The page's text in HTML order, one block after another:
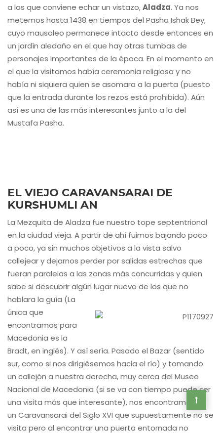
a las que conviene echar un vistazo,Aladza. Ya nos
metemos hasta 1438 en tiempos del Pasha Ishak Bey,
cuyo mausoleo permanece intacto desde entonces en
un jardín aledaño en el que hay otras tumbas de
personajes importantes de la época. En el momento en
el que la visitamos había ceremonia religiosa y no
había ni siquiera quien se asomara a la puerta (puesto
que la entrada durante los rezos está prohibida). Aún
así es una de las más interesantes junto a la del
Mustafa Pasha.
EL VIEJO CARAVANSARAI DE
KURSHUMLI AN
La Mezquita de Aladza fue nuestro tope septentrional
en la ciudad vieja. A partir de ahí fuimos bajando poco
a poco, ya sin muchos objetivos a la vista salvo
callejear y dejarnos perder por salidas estrechas que
fueran paralelas a las zonas más concurridas y quien
sabe si descubrir algún lugar nuevo de los que no
hablara la guía (La
única que
encontramos para
Macedonia es la
Bradt, en inglés). Y así sería. Pasado el Bazar (sentido
sur, como si nos dirigiésemos hacia el río) y tomando
un callejón a nuestra derecha, muy cerca del Museo
Nacional de Macedonia (si se va con tiempo puede ser
una visita más que interesante), nos encontramos un
un Caravansarai del Siglo XVI que supuestamente no se
visita pero al encontrar una puerta entornada no